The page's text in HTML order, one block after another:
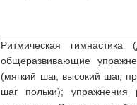
Ритмическая гимнастика
общеразвивающие
(мягкий шаг, высокий шаг,
шаг польки); упражнения